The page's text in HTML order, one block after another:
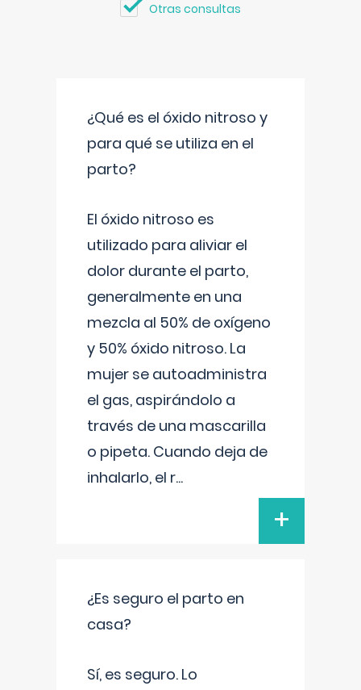
Otras consultas
¿Qué es el óxido nitroso y
para qué se utiliza en el
parto?
El óxido nitroso es
utilizado para aliviar el
dolor durante el parto,
generalmente en una
mezcla al 50% de oxígeno
y 50% óxido nitroso. La
mujer se autoadministra
el gas, aspirándolo a
través de una mascarilla
o pipeta. Cuando deja de
inhalarlo, el r...
+
¿Es seguro el parto en
casa?
Sí, es seguro. Lo